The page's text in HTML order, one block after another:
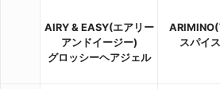
AIRY & EASY(エアリー
アンドイージー)
グロッシーヘアジェル
スパイ